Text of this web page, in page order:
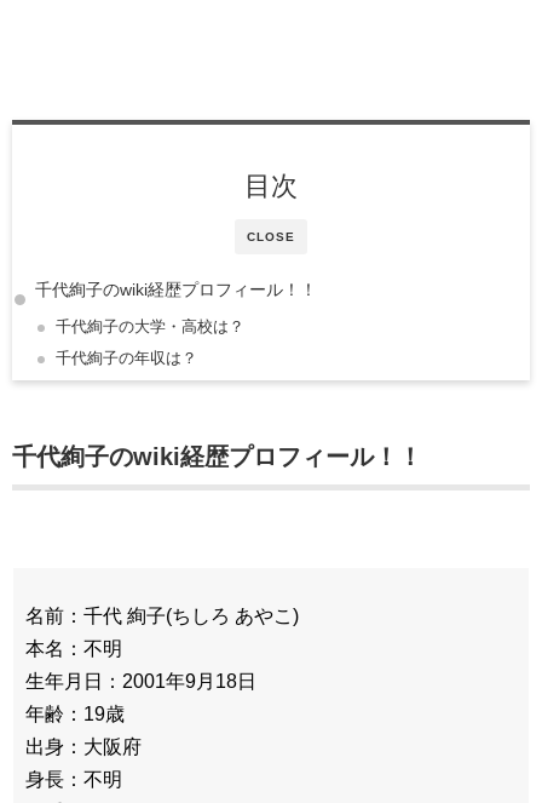
CLOSE
目次
千代絢子のwiki経歴プロフィール！！
千代絢子の大学・高校は？
千代絢子の年収は？
千代絢子のwiki経歴プロフィール！！
名前：千代 絢子(ちしろ あやこ)
本名：不明
生年月日：2001年9月18日
年齢：19歳
出身：大阪府
身長：不明